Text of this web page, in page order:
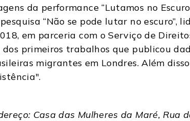
da performance “Lutamos no
“Não se pode lutar no escuro”,
em parceria com o Serviço de
dos primeiros trabalhos que publicou
migrantes em Londres. Além
Casa das Mulheres da Maré, Rua